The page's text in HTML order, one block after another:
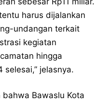
harus dijalankan
undangan terkait
kegiatan
hingga
selesai,” jelasnya.
Bawaslu Kota